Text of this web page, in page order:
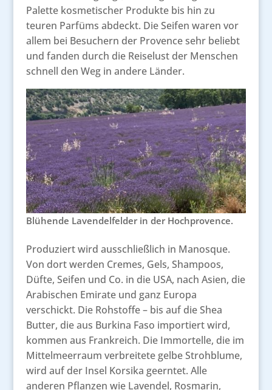
Palette kosmetischer Produkte bis hin zu
teuren Parfüms abdeckt. Die Seifen waren vor
allem bei Besuchern der Provence sehr beliebt
und fanden durch die Reiselust der Menschen
schnell den Weg in andere Länder.
Blühende Lavendelfelder in der Hochprovence.
Produziert wird ausschließlich in Manosque.
Von dort werden Cremes, Gels, Shampoos,
Düfte, Seifen und Co. in die USA, nach Asien, die
Arabischen Emirate und ganz Europa
verschickt. Die Rohstoffe – bis auf die Shea
Butter, die aus Burkina Faso importiert wird,
kommen aus Frankreich. Die Immortelle, die im
Mittelmeerraum verbreitete gelbe Strohblume,
wird auf der Insel Korsika geerntet. Alle
anderen Pflanzen wie Lavendel, Rosmarin,